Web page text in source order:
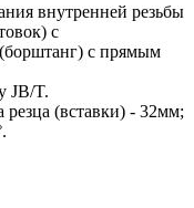
внутренней резьбы
с
с прямым
JB/T.
(вставки) - 32мм;